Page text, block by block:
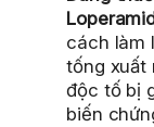
cách làm
tống xuất
độc tố bị
biến